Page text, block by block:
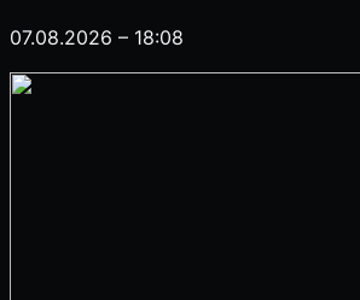
07.08.2026 – 18:08